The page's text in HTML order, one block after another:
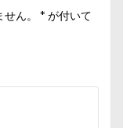
ん。 * が付いて